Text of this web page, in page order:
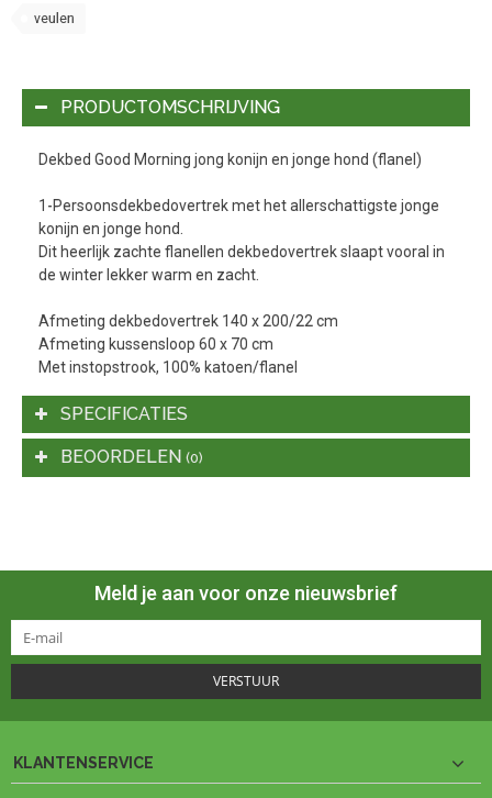
veulen
PRODUCTOMSCHRIJVING
Dekbed Good Morning jong konijn en jonge hond (flanel)
1-Persoonsdekbedovertrek met het allerschattigste jonge
konijn en jonge hond.
Dit heerlijk zachte flanellen dekbedovertrek slaapt vooral in
de winter lekker warm en zacht.
Afmeting dekbedovertrek 140 x 200/22 cm
Afmeting kussensloop 60 x 70 cm
Met instopstrook, 100% katoen/flanel
SPECIFICATIES
BEOORDELEN (0)
Meld je aan voor onze nieuwsbrief
VERSTUUR
KLANTENSERVICE